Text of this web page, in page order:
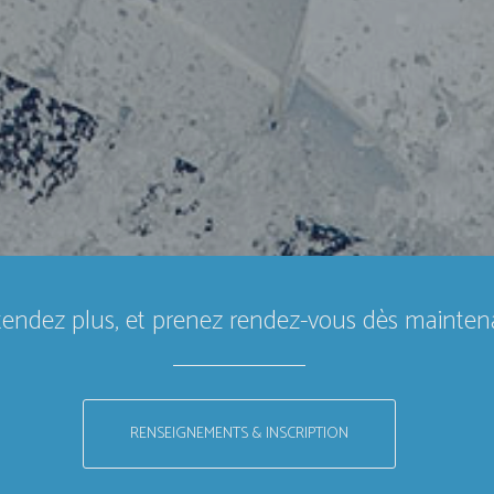
plus, et prenez rendez-vous dès
RENSEIGNEMENTS & INSCRIPTION